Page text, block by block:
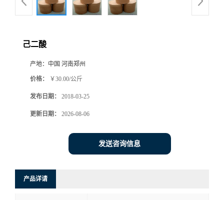
己二酸
产地： 中国 河南郑州
价格： ￥30.00/公斤
发布日期： 2018-03-25
更新日期： 2026-08-06
发送咨询信息
产品详请